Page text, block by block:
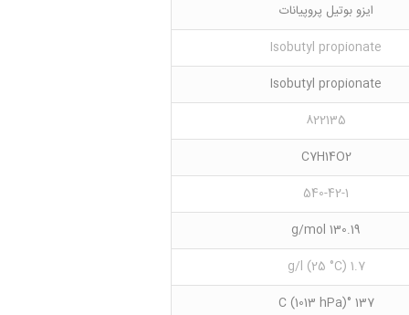
ایزو بوتیل پروپیانات
Isobutyl propionate
Isobutyl propionate
822135
C7H14O2
540-42-1
130.19 g/mol
1.7 g/l (25 °C)
137 °C (1013 hPa)